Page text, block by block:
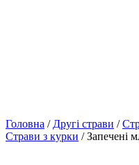
Головна /Другі страви /
Страви з курки / Запечені